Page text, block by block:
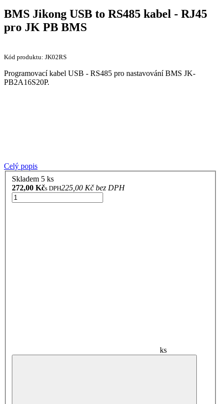
BMS Jikong USB to RS485 kabel - RJ45
pro JK PB BMS
Kód produktu: JK02RS
Programovací kabel USB - RS485 pro nastavování BMS JK-
PB2A16S20P.
Celý popis
Skladem 5 ks
272,00 Kčs DPH225,00 Kč bez DPH
ks